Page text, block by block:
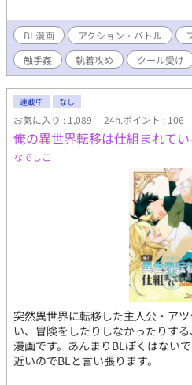
BL漫画 アクション・バトル
触手姦
執着攻め クール受け
連載中 なし
お気に入り : 1,089 24h.ポイント : 106
俺の異世界転移は仕組まれて
なでしこ
突然異世界に転移した主人公・ア
い、冒険をしたりしなかったりす
漫画です。あんまりBLぽくはない
近いのでBLと言い張ります。